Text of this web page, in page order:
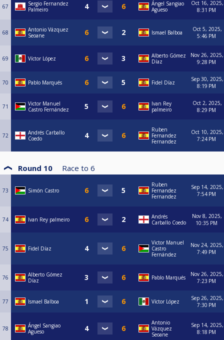
67
Sergio Fernandez
Palmeiro
Ángel Sangiao
Agueso
Oct 16, 2025,
8:31 PM
68
Antonio Vázquez
Seoane
Ismael Balboa
Oct 5, 2025,
5:46 PM
69 Víctor López
Alberto Gómez
Díaz
Nov 26, 2025,
9:28 PM
70 Pablo Marqués Fidel Díaz
Sep 30, 2025,
8:19 PM
71
Victor Manuel
Castro Fernández
Ivan Rey
palmeiro
Oct 2, 2025,
8:29 PM
72
Andrés Carballo
Coedo
Ruben
Fernandez
Fernandez
Oct 10, 2025,
7:24 PM
Round 10 Race to 6
73 Simón Castro
Ruben
Fernandez
Fernandez
Sep 14, 2025,
7:54 PM
74 Ivan Rey palmeiro
Andrés
Carballo Coedo
Nov 8, 2025,
10:35 PM
75 Fidel Díaz
Victor Manuel
Castro
Fernández
Nov 24, 2025,
7:49 PM
76
Alberto Gómez
Díaz
Pablo Marqués
Nov 26, 2025,
7:23 PM
77 Ismael Balboa Víctor López
Sep 26, 2025,
7:30 PM
78
Ángel Sangiao
Agueso
Antonio
Vázquez
Seoane
Sep 14, 2025,
8:18 PM